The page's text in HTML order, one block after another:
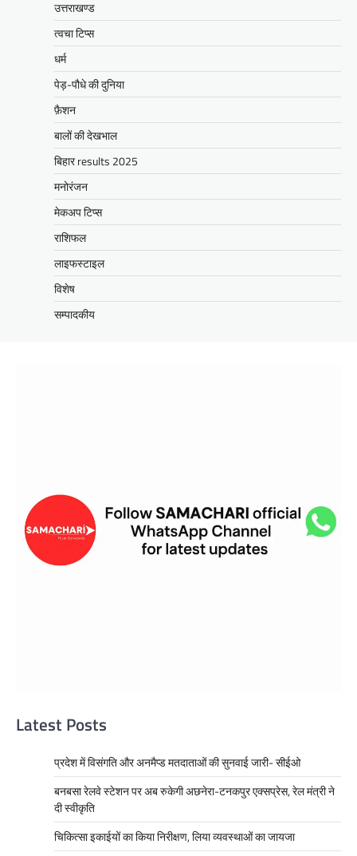
उत्तराखण्ड
त्वचा टिप्स
धर्म
पेड़-पौधे की दुनिया
फ़ैशन
बालों की देखभाल
बिहार results 2025
मनोरंजन
मेकअप टिप्स
राशिफल
लाइफस्टाइल
विशेष
सम्पादकीय
Latest Posts
प्रदेश में विसंगति और अनमैप्ड मतदाताओं की सुनवाई जारी- सीईओ
बनबसा रेलवे स्टेशन पर अब रुकेगी अछनेरा-टनकपुर एक्सप्रेस, रेल मंत्री ने
दी स्वीकृति
चिकित्सा इकाईयों का किया निरीक्षण, लिया व्यवस्थाओं का जायजा